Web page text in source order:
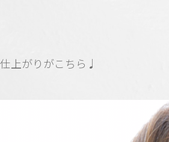
仕上がりがこちら♩